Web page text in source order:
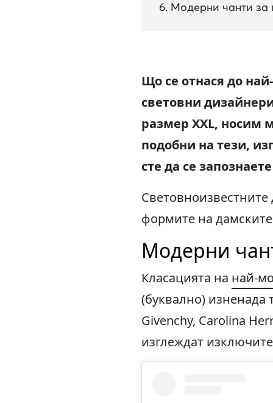
Модерни чанти за
Що се отнася до
световни
размер XXL, носим
подобни на тези,
сте да се
формите на
Модерни
Класацията на най-
(буквално) изненада
Givenchy, Carolina
изглеждат